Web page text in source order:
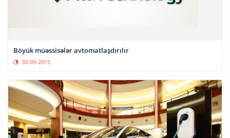
Böyük müəssisələr avtomatlaşdırılır
30-09-2015